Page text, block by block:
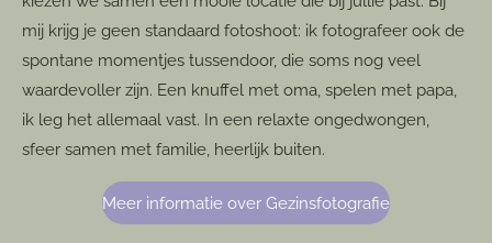
mij krijg je geen standaard fotoshoot: ik fotografeer ook de
spontane momentjes tussendoor, die soms nog veel
waardevoller zijn. Een knuffel met oma, spelen met papa,
ik leg het allemaal vast. In een relaxte ongedwongen,
sfeer samen met familie, heerlijk buiten.
Meer informatie over Gezinsfotografie